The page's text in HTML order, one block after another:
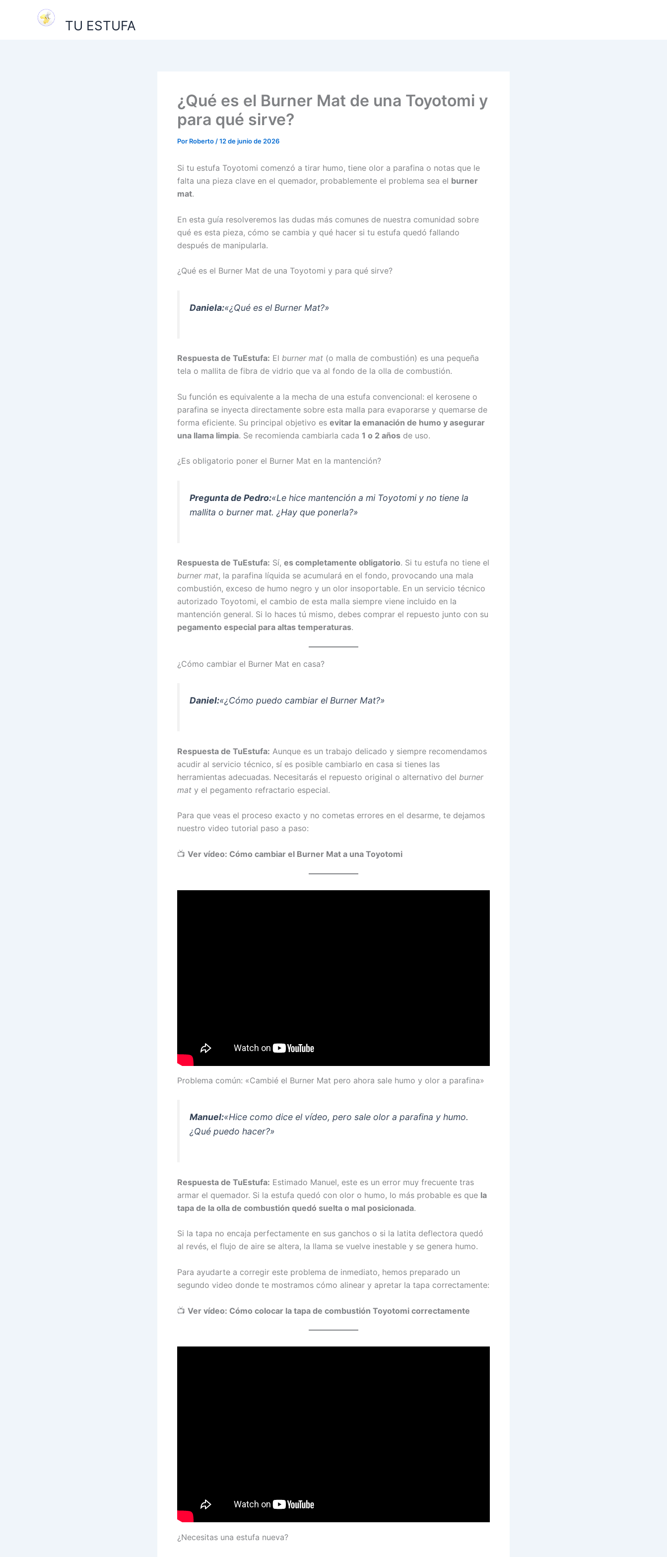
TU ESTUFA
¿Qué es el Burner Mat de una Toyotomi y
para qué sirve?
Por Roberto /12 de junio de 2026
Si tu estufa Toyotomi comenzó a tirar humo, tiene olor a parafina o notas que le
falta una pieza clave en el quemador, probablemente el problema sea el burner
mat.
En esta guía resolveremos las dudas más comunes de nuestra comunidad sobre
qué es esta pieza, cómo se cambia y qué hacer si tu estufa quedó fallando
después de manipularla.
¿Qué es el Burner Mat de una Toyotomi y para qué sirve?
Daniela:«¿Qué es el Burner Mat?»
Respuesta de TuEstufa: El burner mat (o malla de combustión) es una pequeña
tela o mallita de fibra de vidrio que va al fondo de la olla de combustión.
Su función es equivalente a la mecha de una estufa convencional: el kerosene o
parafina se inyecta directamente sobre esta malla para evaporarse y quemarse de
forma eficiente. Su principal objetivo es evitar la emanación de humo y asegurar
una llama limpia. Se recomienda cambiarla cada 1 o 2 años de uso.
¿Es obligatorio poner el Burner Mat en la mantención?
Pregunta de Pedro:«Le hice mantención a mi Toyotomi y no tiene la
mallita o burner mat. ¿Hay que ponerla?»
Respuesta de TuEstufa: Sí, es completamente obligatorio. Si tu estufa no tiene el
burner mat, la parafina líquida se acumulará en el fondo, provocando una mala
combustión, exceso de humo negro y un olor insoportable. En un servicio técnico
autorizado Toyotomi, el cambio de esta malla siempre viene incluido en la
mantención general. Si lo haces tú mismo, debes comprar el repuesto junto con su
pegamento especial para altas temperaturas.
¿Cómo cambiar el Burner Mat en casa?
Daniel:«¿Cómo puedo cambiar el Burner Mat?»
Respuesta de TuEstufa: Aunque es un trabajo delicado y siempre recomendamos
acudir al servicio técnico, sí es posible cambiarlo en casa si tienes las
herramientas adecuadas. Necesitarás el repuesto original o alternativo del burner
mat y el pegamento refractario especial.
Para que veas el proceso exacto y no cometas errores en el desarme, te dejamos
nuestro video tutorial paso a paso:
📺 Ver vídeo: Cómo cambiar el Burner Mat a una Toyotomi
Problema común: «Cambié el Burner Mat pero ahora sale humo y olor a parafina»
Manuel:«Hice como dice el vídeo, pero sale olor a parafina y humo.
¿Qué puedo hacer?»
Respuesta de TuEstufa: Estimado Manuel, este es un error muy frecuente tras
armar el quemador. Si la estufa quedó con olor o humo, lo más probable es que la
tapa de la olla de combustión quedó suelta o mal posicionada.
Si la tapa no encaja perfectamente en sus ganchos o si la latita deflectora quedó
al revés, el flujo de aire se altera, la llama se vuelve inestable y se genera humo.
Para ayudarte a corregir este problema de inmediato, hemos preparado un
segundo video donde te mostramos cómo alinear y apretar la tapa correctamente:
📺 Ver vídeo: Cómo colocar la tapa de combustión Toyotomi correctamente
¿Necesitas una estufa nueva?